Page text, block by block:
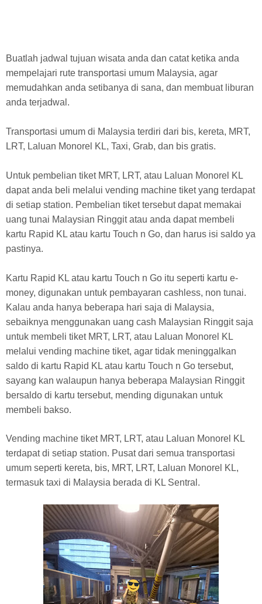
Buatlah jadwal tujuan wisata anda dan catat ketika anda
mempelajari rute transportasi umum Malaysia, agar
memudahkan anda setibanya di sana, dan membuat liburan
anda terjadwal.
Transportasi umum di Malaysia terdiri dari bis, kereta, MRT,
LRT, Laluan Monorel KL, Taxi, Grab, dan bis gratis.
Untuk pembelian tiket MRT, LRT, atau Laluan Monorel KL
dapat anda beli melalui vending machine tiket yang terdapat
di setiap station. Pembelian tiket tersebut dapat memakai
uang tunai Malaysian Ringgit atau anda dapat membeli
kartu Rapid KL atau kartu Touch n Go, dan harus isi saldo ya
pastinya.
Kartu Rapid KL atau kartu Touch n Go itu seperti kartu e-
money, digunakan untuk pembayaran cashless, non tunai.
Kalau anda hanya beberapa hari saja di Malaysia,
sebaiknya menggunakan uang cash Malaysian Ringgit saja
untuk membeli tiket MRT, LRT, atau Laluan Monorel KL
melalui vending machine tiket, agar tidak meninggalkan
saldo di kartu Rapid KL atau kartu Touch n Go tersebut,
sayang kan walaupun hanya beberapa Malaysian Ringgit
bersaldo di kartu tersebut, mending digunakan untuk
membeli bakso.
Vending machine tiket MRT, LRT, atau Laluan Monorel KL
terdapat di setiap station. Pusat dari semua transportasi
umum seperti kereta, bis, MRT, LRT, Laluan Monorel KL,
termasuk taxi di Malaysia berada di KL Sentral.